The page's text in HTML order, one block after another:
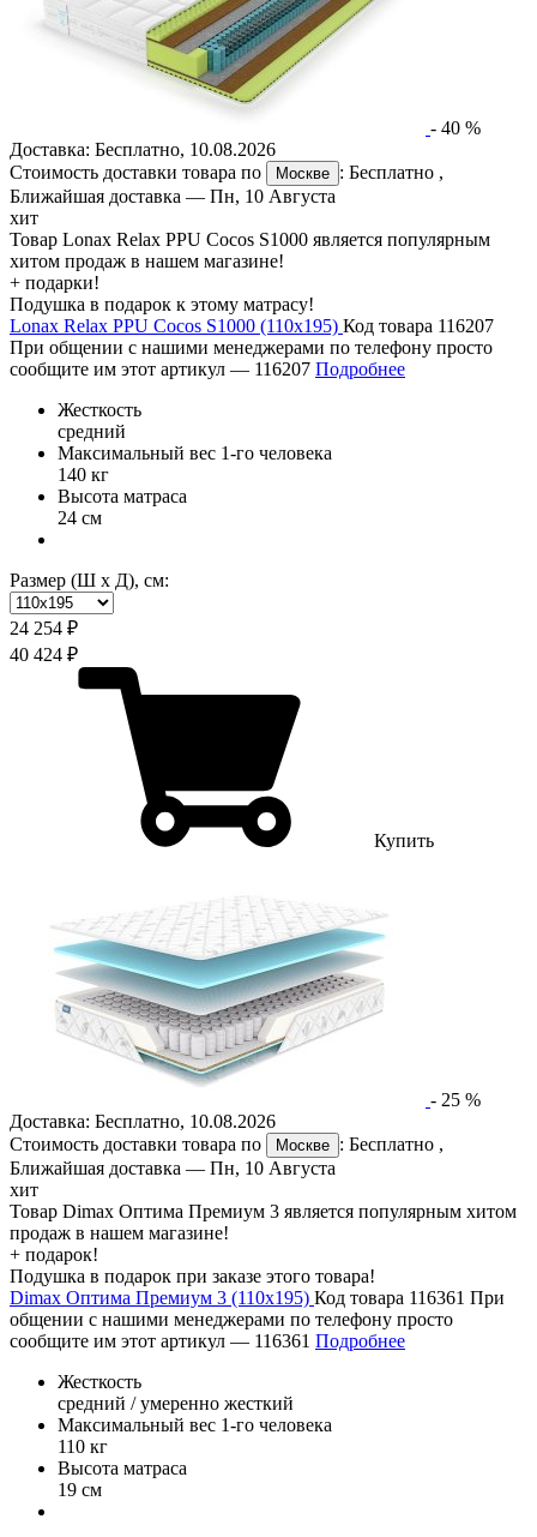
- 40 %
Доставка: Бесплатно, 10.08.2026
Стоимость доставки товара по
Москве : Бесплатно ,
Ближайшая доставка — Пн, 10 Августа
хит
Товар Lonax Relax PPU Cocos S1000 является популярным
хитом продаж в нашем магазине!
+ подарки!
Подушка в подарок к этому матрасу!
Lonax Relax PPU Cocos S1000 (110х195) Код товара 116207
При общении с нашими менеджерами по телефону просто
сообщите им этот артикул — 116207 Подробнее
Жесткость
средний
Максимальный вес 1-го человека
140 кг
Высота матраса
24 см
Размер (Ш х Д), см:
24 254 ₽
40 424 ₽
Купить
- 25 %
Доставка: Бесплатно, 10.08.2026
Стоимость доставки товара по
Москве : Бесплатно ,
Ближайшая доставка — Пн, 10 Августа
хит
Товар Dimax Оптима Премиум 3 является популярным хитом
продаж в нашем магазине!
+ подарок!
Подушка в подарок при заказе этого товара!
Dimax Оптима Премиум 3 (110х195) Код товара 116361 При
общении с нашими менеджерами по телефону просто
сообщите им этот артикул — 116361 Подробнее
Жесткость
средний / умеренно жесткий
Максимальный вес 1-го человека
110 кг
Высота матраса
19 см